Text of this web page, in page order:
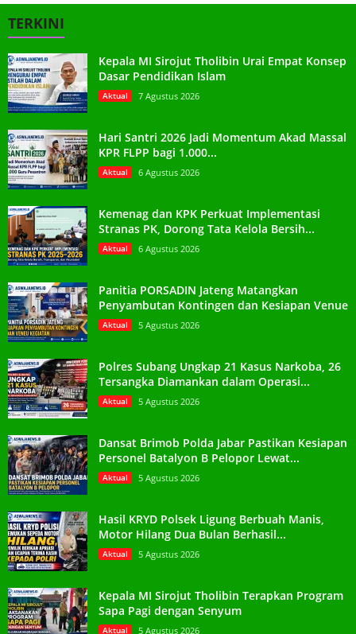
TERKINI
Kepala MI Sirojut Tholibin Urai Empat Konsep
Dasar Pendidikan Islam
Aktual 7 Agustus 2026
Hari Santri 2026 Jadi Momentum Akad Massal
KPR FLPP bagi 1.000...
Aktual 6 Agustus 2026
Kemenag dan KPK Perkuat Implementasi
Stranas PK, Dorong Tata Kelola Bersih...
Aktual 6 Agustus 2026
Panitia PORSADIN Jateng Matangkan
Penyambutan Kontingen dan Kesiapan Venue
Aktual 5 Agustus 2026
Polres Subang Ungkap 21 Kasus Narkoba, 26
Tersangka Diamankan dalam Operasi...
Aktual 5 Agustus 2026
Dansat Brimob Polda Jabar Pastikan Kesiapan
Personel Batalyon B Pelopor Lewat...
Aktual 5 Agustus 2026
Hasil KRYD Polsek Ligung Berbuah Manis,
Motor Hilang Dua Bulan Berhasil...
Aktual 5 Agustus 2026
Kepala MI Sirojut Tholibin Terapkan Program
Sapa Pagi dengan Senyum
Aktual 5 Agustus 2026